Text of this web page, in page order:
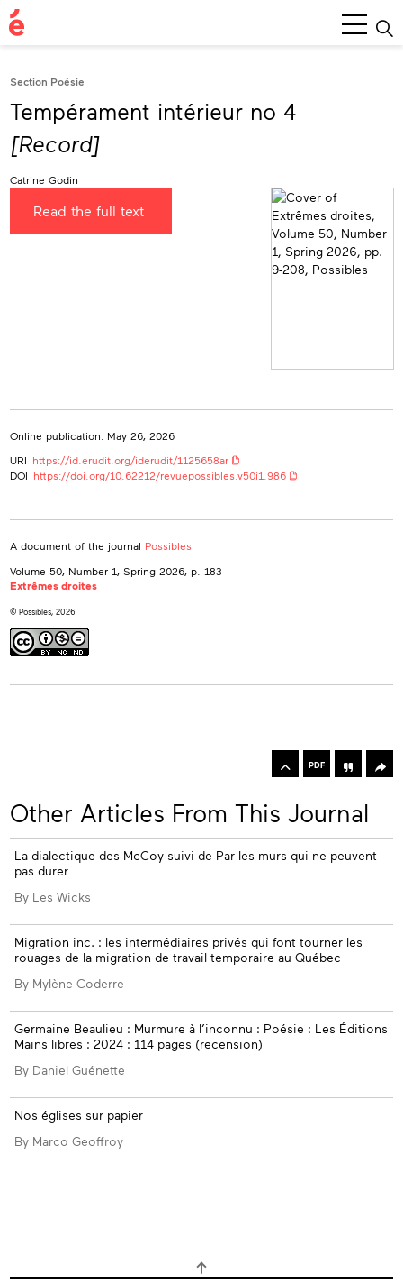
Main
Menu
Section Poésie
Tempérament intérieur no 4
[Record]
Catrine Godin
Read the full text
Online publication: May 26, 2026
URI https://id.erudit.org/iderudit/1125658ar
DOI https://doi.org/10.62212/revuepossibles.v50i1.986
A document of the journal Possibles
Volume 50, Number 1, Spring 2026 , p. 183
Extrêmes droites
© Possibles, 2026
Toolbox
PDF
Other Articles From This Journal
La dialectique des McCoy suivi de Par les murs qui ne peuvent
pas durer
By Les Wicks
Migration inc. : les intermédiaires privés qui font tourner les
rouages de la migration de travail temporaire au Québec
By Mylène Coderre
Germaine Beaulieu : Murmure à l’inconnu : Poésie : Les Éditions
Mains libres : 2024 : 114 pages (recension)
By Daniel Guénette
Nos églises sur papier
By Marco Geoffroy